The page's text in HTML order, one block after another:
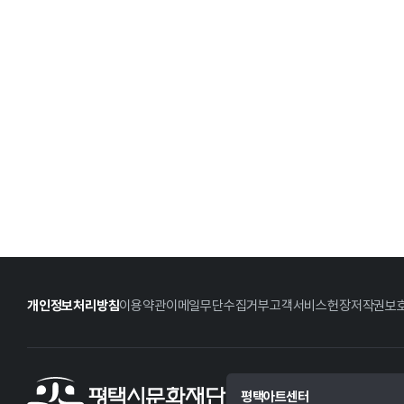
개인정보처리방침이용약관이메일무단수집거부고객서비스헌장저작권보
평택아트센터